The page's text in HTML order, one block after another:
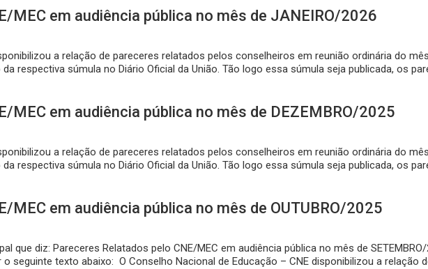
MEC em audiência pública no mês de JANEIRO/2026
a relação de pareceres relatados pelos conselheiros em reunião ordinária do
respectiva súmula no Diário Oficial da União. Tão logo essa súmula seja publicada, os
MEC em audiência pública no mês de DEZEMBRO/2025
a relação de pareceres relatados pelos conselheiros em reunião ordinária do
respectiva súmula no Diário Oficial da União. Tão logo essa súmula seja publicada, os
MEC em audiência pública no mês de OUTUBRO/2025
que diz: Pareceres Relatados pelo CNE/MEC em audiência pública no mês de
o seguinte texto abaixo: O Conselho Nacional de Educação – CNE disponibilizou a